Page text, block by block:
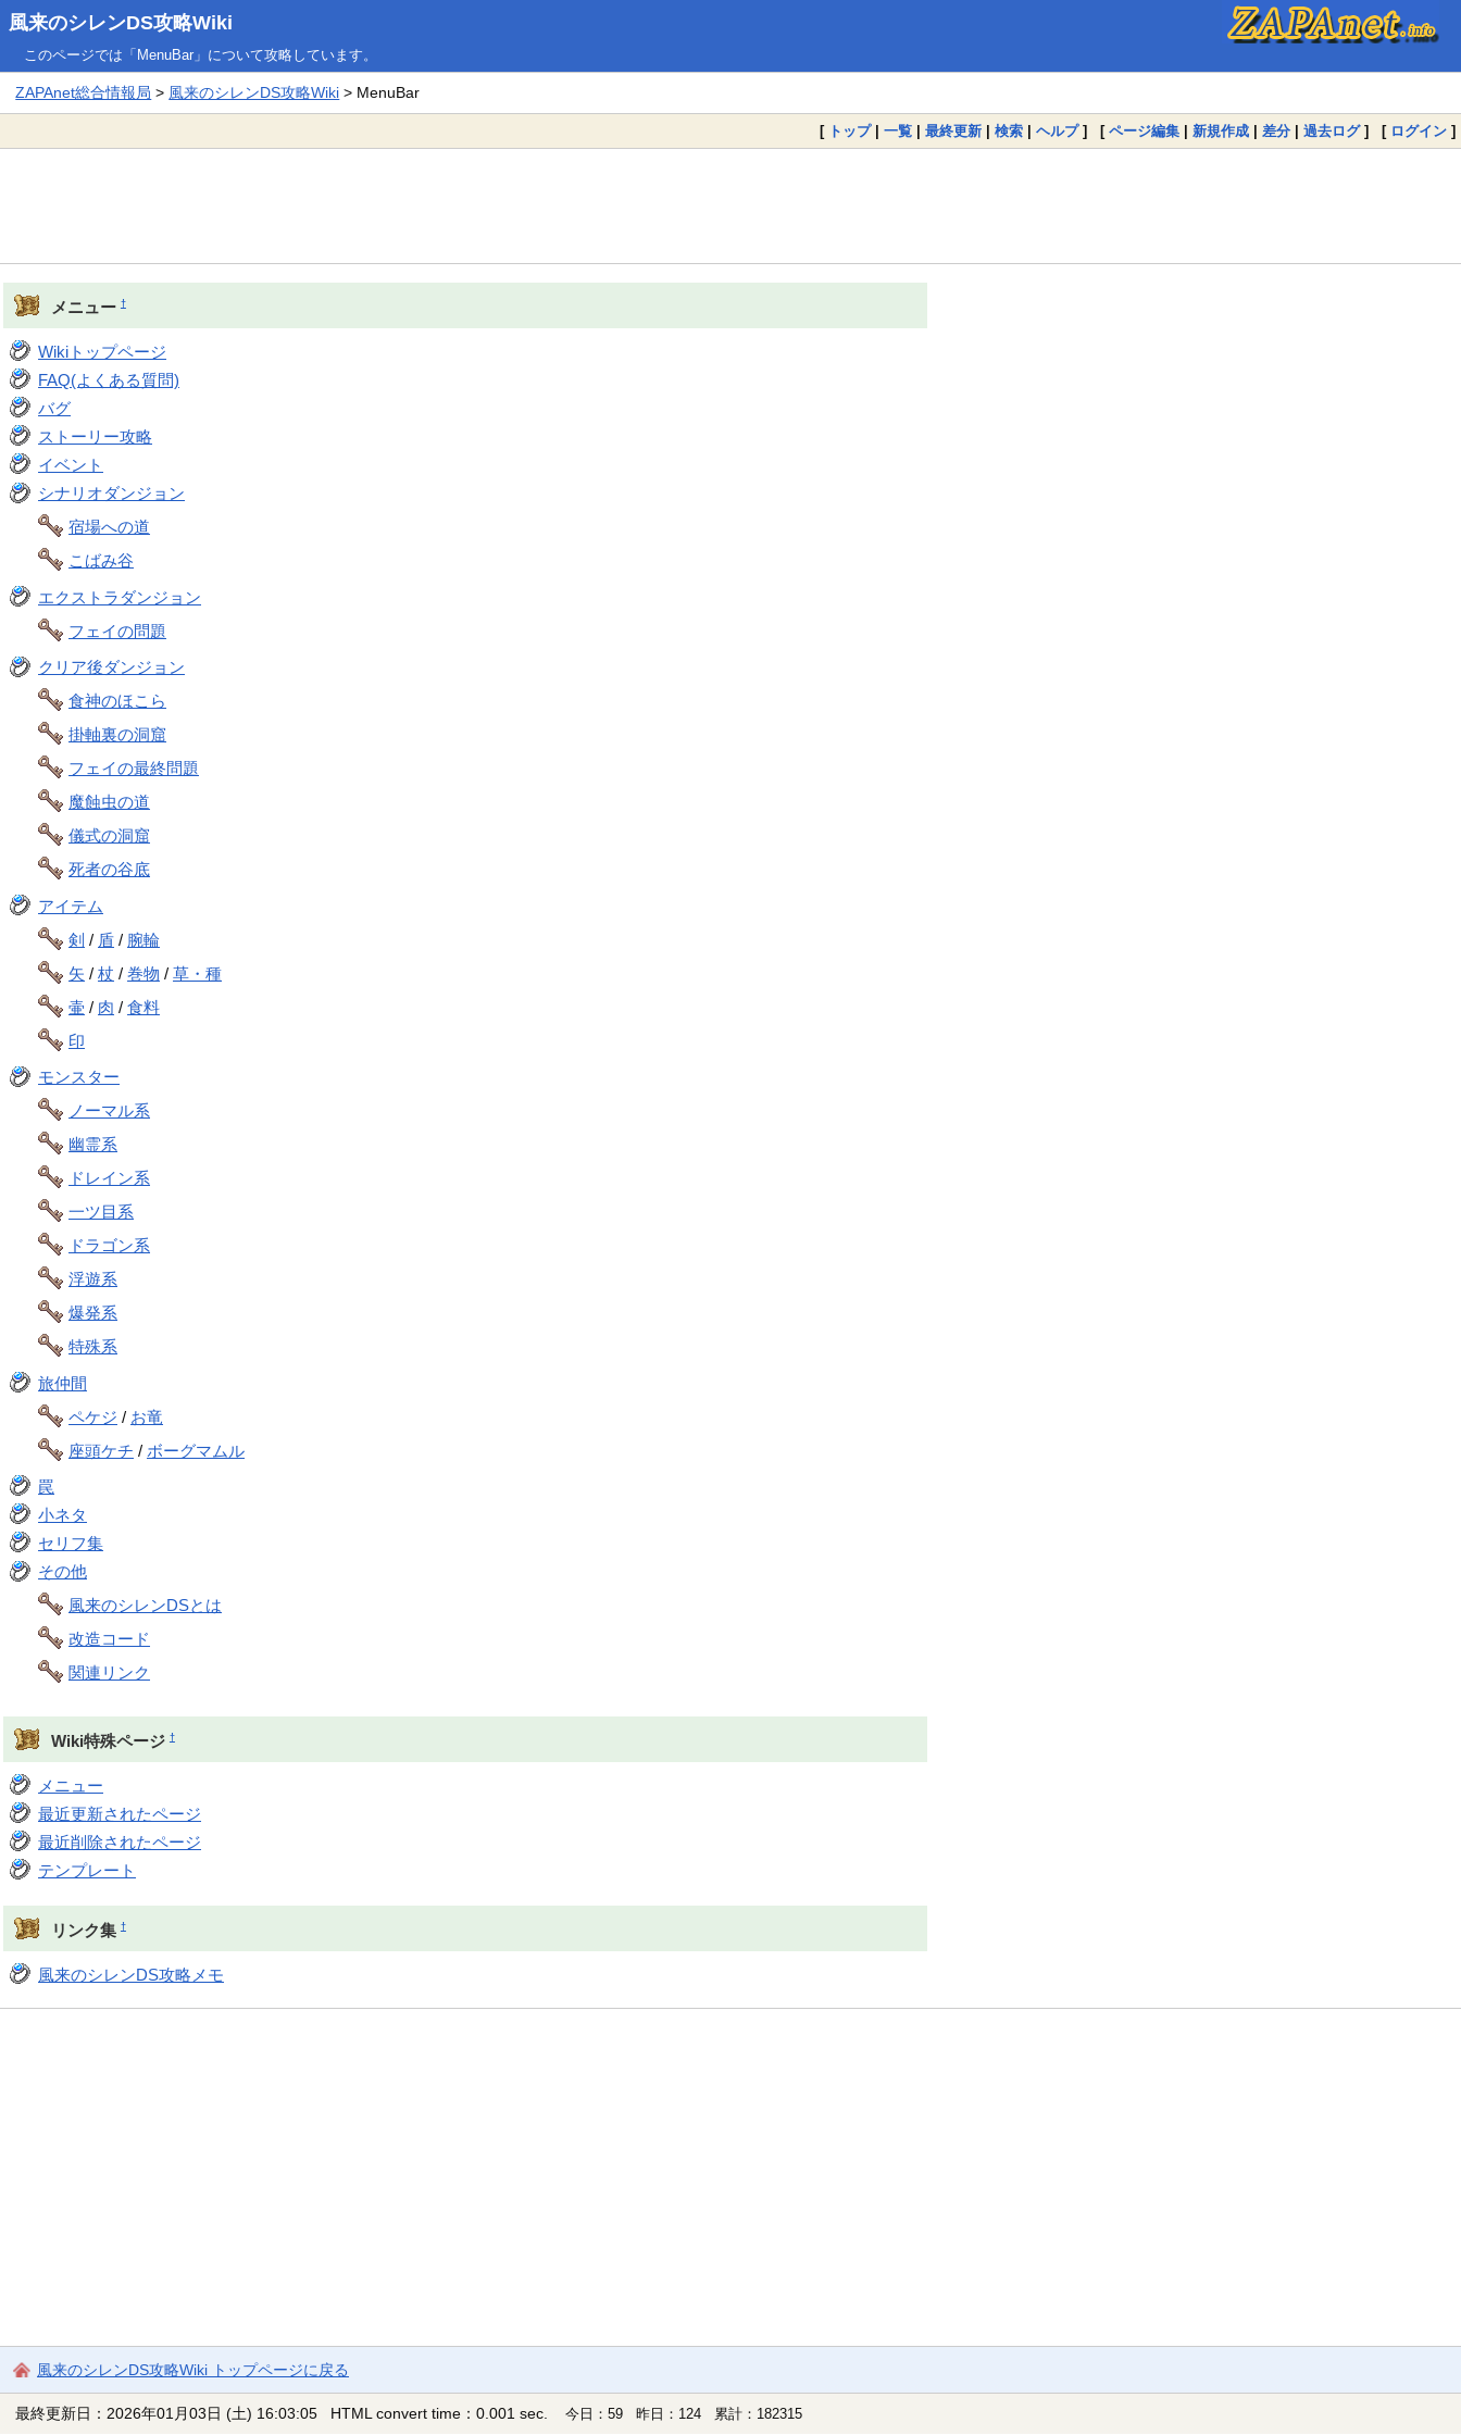
風来のシレンDS攻略Wiki
このページでは「MenuBar」について攻略しています。
ZAPAnet総合情報局 > 風来のシレンDS攻略Wiki > MenuBar
[ トップ| 一覧 | 最終更新 | 検索 | ヘルプ] [ ページ編集 | 新規作成 | 差分 | 過去ログ] [ ログイン ]
メニュー †
Wikiトップページ
FAQ(よくある質問)
バグ
ストーリー攻略
イベント
シナリオダンジョン
宿場への道
こばみ谷
エクストラダンジョン
フェイの問題
クリア後ダンジョン
食神のほこら
掛軸裏の洞窟
フェイの最終問題
魔蝕虫の道
儀式の洞窟
死者の谷底
アイテム
剣 / 盾 / 腕輪
矢 /杖 /巻物 /草・種
壷 / 肉 /食料
印
モンスター
ノーマル系
幽霊系
ドレイン系
一ツ目系
ドラゴン系
浮遊系
爆発系
特殊系
旅仲間
ペケジ / お竜
座頭ケチ / ボーグマムル
罠
小ネタ
セリフ集
その他
風来のシレンDSとは
改造コード
関連リンク
Wiki特殊ページ †
メニュー
最近更新されたページ
最近削除されたページ
テンプレート
リンク集 †
風来のシレンDS攻略メモ
風来のシレンDS攻略Wiki トップページに戻る
最終更新日：2026年01月03日 (土) 16:03:05 HTML convert time：0.001 sec. 今日：59 昨日：124 累計：182315